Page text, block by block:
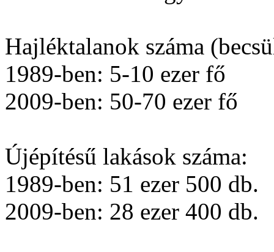
Hajléktalanok száma
1989-ben: 5-10 ezer fő
2009-ben: 50-70 ezer fő
Újépítésű lakások száma:
1989-ben: 51 ezer 500 db.
2009-ben: 28 ezer 400 db.